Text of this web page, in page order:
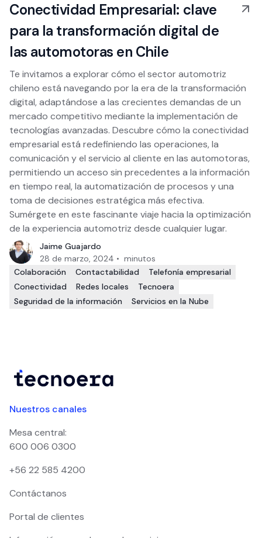
Conectividad Empresarial: clave
para la transformación digital de
las automotoras en Chile
Te invitamos a explorar cómo el sector automotriz
chileno está navegando por la era de la transformación
digital, adaptándose a las crecientes demandas de un
mercado competitivo mediante la implementación de
tecnologías avanzadas. Descubre cómo la conectividad
empresarial está redefiniendo las operaciones, la
comunicación y el servicio al cliente en las automotoras,
permitiendo un acceso sin precedentes a la información
en tiempo real, la automatización de procesos y una
toma de decisiones estratégica más efectiva.
Sumérgete en este fascinante viaje hacia la optimización
de la experiencia automotriz desde cualquier lugar.
Jaime Guajardo
28 de marzo, 2024 • minutos
Colaboración
Contactabilidad
Telefonía empresarial
Conectividad
Redes locales
Tecnoera
Seguridad de la información
Servicios en la Nube
Nuestros canales
Mesa central:
600 006 0300
+56 22 585 4200
Contáctanos
Portal de clientes